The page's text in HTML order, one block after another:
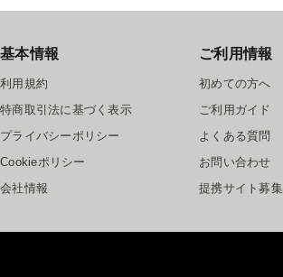
基本情報
利用規約
特商取引法に基づく表示
プライバシーポリシー
Cookieポリシー
会社情報
ご利用情報
初めての方へ
ご利用ガイド
よくある質問
お問い合わせ
提携サイト募集